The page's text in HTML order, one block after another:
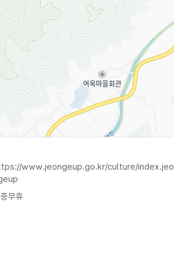
www.jeongeup.go.kr/culture/index.jeo
무휴